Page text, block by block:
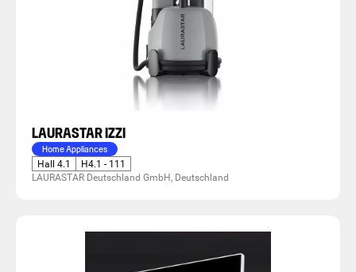
LAURASTAR IZZI
Home Appliances
Hall 4.1
H4.1 - 111
LAURASTAR Deutschland GmbH, Deutschland